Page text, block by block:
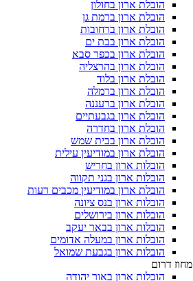
הובלת ארון בחולון
הובלת ארון ברמת גן
הובלת ארון ברחובות
הובלת ארון בבת ים
הובלת ארון בכפר סבא
הובלת ארון בהרצליה
הובלת ארון בלוד
הובלת ארון ברמלה
הובלת ארון ברעננה
הובלת ארון בגבעתיים
הובלת ארון בחדרה
הובלת ארון בבית שמש
הובלת ארון במודיעין עילית
הובלות ארון בחריש
הובלות ארון בגני תקווה
הובלת ארון במודיעין מכבים רעות
הובלות ארון בנס ציונה
הובלות ארון בירושלים
הובלות ארון בבאר יעקב
הובלות ארון במעלה אדומים
הובלות ארון בגבעת שמואל
מחוז דרום
הובלות ארון באור יהודה